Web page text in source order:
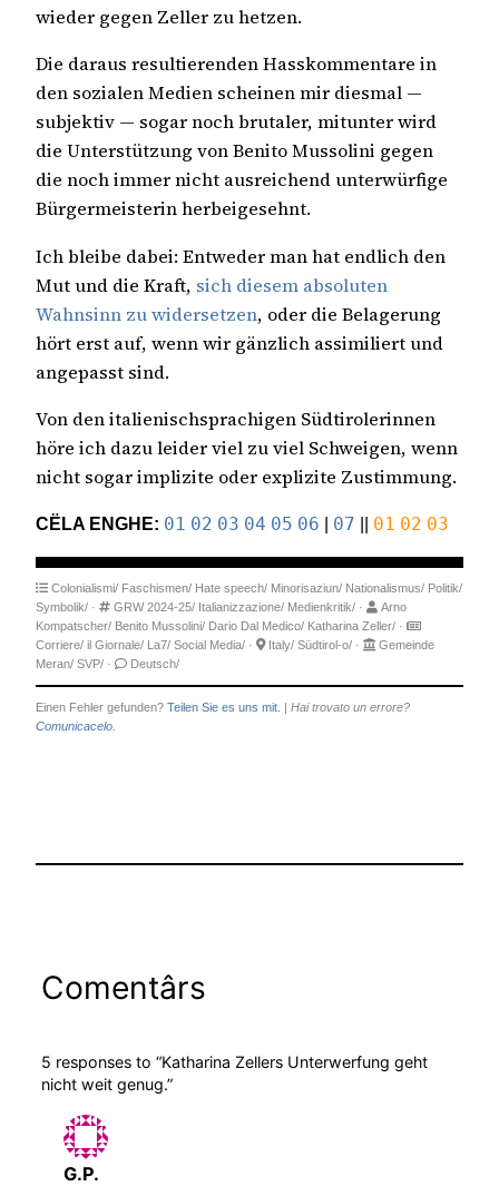
wieder gegen Zeller zu hetzen.
Die daraus resultierenden Hasskommentare in
den sozialen Medien scheinen mir diesmal —
subjektiv — sogar noch brutaler, mitunter wird
die Unterstützung von Benito Mussolini gegen
die noch immer nicht ausreichend unterwürfige
Bürgermeisterin herbeigesehnt.
Ich bleibe dabei: Entweder man hat endlich den
Mut und die Kraft, sich diesem absoluten
Wahnsinn zu widersetzen, oder die Belagerung
hört erst auf, wenn wir gänzlich assimiliert und
angepasst sind.
Von den italienischsprachigen Südtirolerinnen
höre ich dazu leider viel zu viel Schweigen, wenn
nicht sogar implizite oder explizite Zustimmung.
CËLA ENGHE: 01 02 03 04 05 06 | 07 || 01 02 03
Colonialismi/ Faschismen/ Hate speech/ Minorisaziun/ Nationalismus/ Politik/
Symbolik/ · GRW 2024-25/ Italianizzazione/ Medienkritik/ ·
Arno
Kompatscher/ Benito Mussolini/ Dario Dal Medico/ Katharina Zeller/ ·
Corriere/ il Giornale/ La7/ Social Media/ · Italy/ Südtirol-o/ ·
Gemeinde
Meran/ SVP/ · Deutsch/
Einen Fehler gefunden? Teilen Sie es uns mit.
Hai trovato un errore?
Comunicacelo.
Comentârs
5 responses to “Katharina Zellers Unterwerfung geht
nicht weit genug.”
G.P.